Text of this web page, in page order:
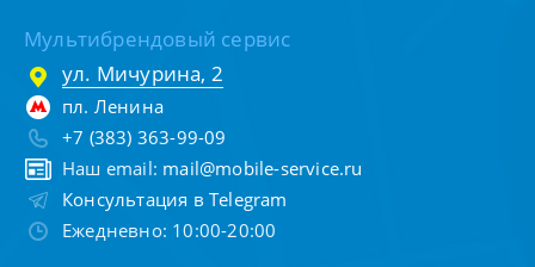
Мультибрендовый сервис
ул. Мичурина, 2
пл. Ленина
+7 (383) 363-99-09
Наш email: mail@mobile-service.ru
Консультация в Telegram
Ежедневно: 10:00-20:00